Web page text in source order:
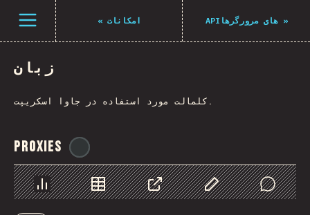
باز کردن منو « امکانات APIهای مرورگرها»
زبان
کلمالت مورد استفاده در جاوا اسکریپت.
Proxies
Chart Data Share Customize Data
Comments
Navigated to The State of JS 2021